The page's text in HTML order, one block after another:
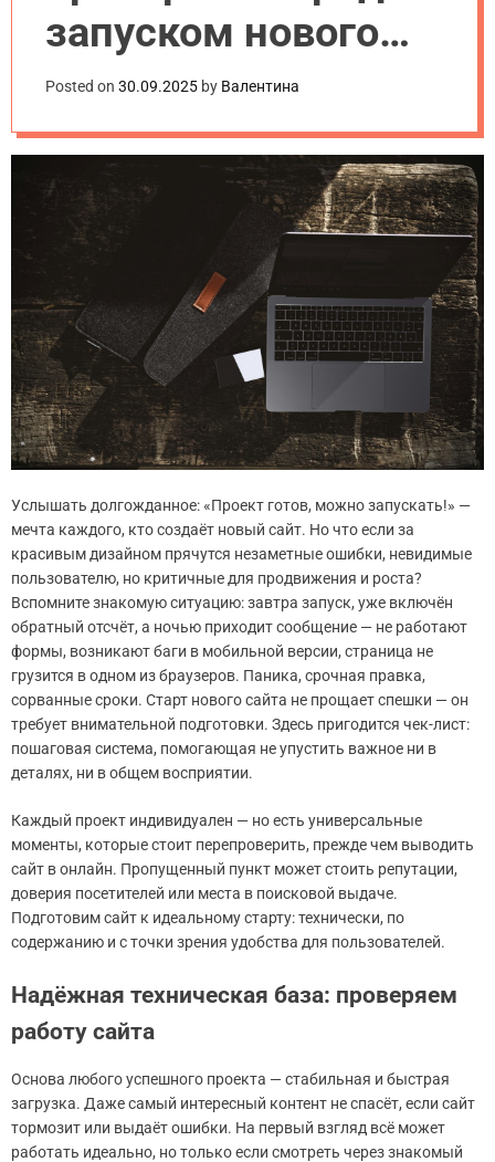
запуском нового
сайта
Posted on 30.09.2025 by Валентина
Услышать долгожданное: «Проект готов, можно запускать!» —
мечта каждого, кто создаёт новый сайт. Но что если за
красивым дизайном прячутся незаметные ошибки, невидимые
пользователю, но критичные для продвижения и роста?
Вспомните знакомую ситуацию: завтра запуск, уже включён
обратный отсчёт, а ночью приходит сообщение — не работают
формы, возникают баги в мобильной версии, страница не
грузится в одном из браузеров. Паника, срочная правка,
сорванные сроки. Старт нового сайта не прощает спешки — он
требует внимательной подготовки. Здесь пригодится чек-лист:
пошаговая система, помогающая не упустить важное ни в
деталях, ни в общем восприятии.
Каждый проект индивидуален — но есть универсальные
моменты, которые стоит перепроверить, прежде чем выводить
сайт в онлайн. Пропущенный пункт может стоить репутации,
доверия посетителей или места в поисковой выдаче.
Подготовим сайт к идеальному старту: технически, по
содержанию и с точки зрения удобства для пользователей.
Надёжная техническая база: проверяем
работу сайта
Основа любого успешного проекта — стабильная и быстрая
загрузка. Даже самый интересный контент не спасёт, если сайт
тормозит или выдаёт ошибки. На первый взгляд всё может
работать идеально, но только если смотреть через знакомый